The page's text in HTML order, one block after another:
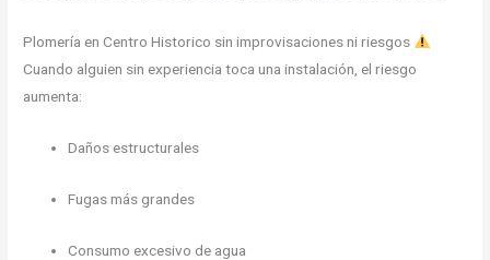
Plomería en Centro Historico sin improvisaciones ni riesgos
Cuando alguien sin experiencia toca una instalación, el riesgo
aumenta:
Daños estructurales
Fugas más grandes
Consumo excesivo de agua